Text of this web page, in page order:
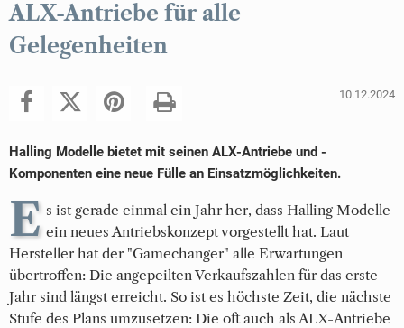
ALX-Antriebe für alle
Gelegenheiten
10.12.2024
Halling Modelle bietet mit seinen ALX-Antriebe und -
Komponenten eine neue Fülle an Einsatzmöglichkeiten.
E s ist gerade einmal ein Jahr her, dass Halling Modelle
ein neues Antriebskonzept vorgestellt hat. Laut
Hersteller hat der "Gamechanger" alle Erwartungen
übertroffen: Die angepeilten Verkaufszahlen für das erste
Jahr sind längst erreicht. So ist es höchste Zeit, die nächste
Stufe des Plans umzusetzen: Die oft auch als ALX-Antriebe